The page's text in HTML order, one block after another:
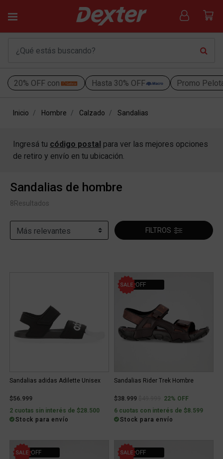
20% OFF con Hasta 30% OFF Promo
Inicio Hombre Calzado Sandalias
Ingresá tu código postal para ver las mejores opciones
de retiro y envío en tu ubicación.
Sandalias de hombre
8Resultados
FILTROS
Sandalias adidas Adilette Unisex
$56.999
2 cuotas sin interés de $28.500
Stock para envío
22% OFF
Sandalias Rider Trek Hombre
$38.999 Price reduced from
to22% OFF
6 cuotas con interés de $8.599
Stock para envío
22% OFF 20% OFF